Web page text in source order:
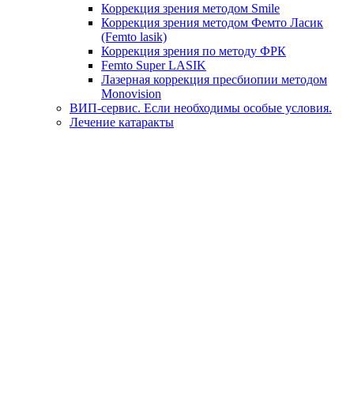
Коррекция зрения методом Smile
Коррекция зрения методом Фемто Ласик
(Femto lasik)
Коррекция зрения по методу ФРК
Femto Super LASIK
Лазерная коррекция пресбиопии методом
Monovision
ВИП-сервис. Если необходимы особые условия.
Лечение катаракты